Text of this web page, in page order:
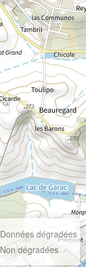
Données dégradées
Non dégradées